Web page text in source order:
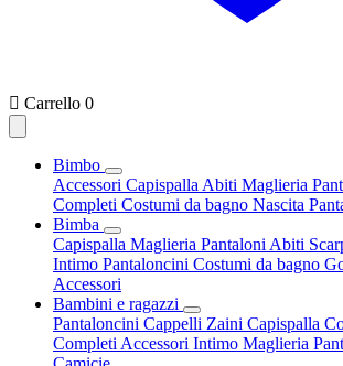
 Carrello 0
Bimbo
Accessori Capispalla Abiti Maglieria
Completi Costumi da bagno Nascita
Bimba
Capispalla Maglieria Pantaloni Abiti
Intimo Pantaloncini Costumi da bagno
Accessori
Bambini e ragazzi
Pantaloncini Cappelli Zaini Capispalla
Completi Accessori Intimo Maglieria